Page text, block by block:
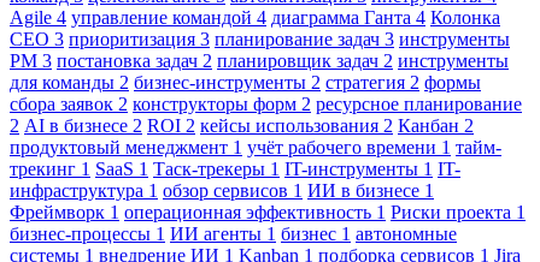
Agile 4 управление командой 4 диаграмма Ганта 4 Колонка
CEO 3 приоритизация 3 планирование задач 3 инструменты
PM 3 постановка задач 2 планировщик задач 2 инструменты
для команды 2 бизнес-инструменты 2 стратегия 2 формы
сбора заявок 2 конструкторы форм 2 ресурсное планирование
2 AI в бизнесе 2 ROI 2 кейсы использования 2 Канбан 2
продуктовый менеджмент 1 учёт рабочего времени 1 тайм-
трекинг 1 SaaS 1 Таск-трекеры 1 IT-инструменты 1 IT-
инфраструктура 1 обзор сервисов 1 ИИ в бизнесе 1
Фреймворк 1 операционная эффективность 1 Риски проекта 1
бизнес-процессы 1 ИИ агенты 1 бизнес 1 автономные
системы 1 внедрение ИИ 1 Kanban 1 подборка сервисов 1 Jira